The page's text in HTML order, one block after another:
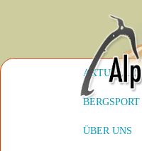
AKTUELLES
BERGSPORT
ÜBER UNS